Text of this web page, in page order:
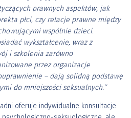
prawnych aspektów, jak
płci, czy relacje prawne między
wspólnie dzieci.
wykształcenie, wraz z
i szkolenia zarówno
przez organizacje
– dają solidną podstawę
do mniejszości seksualnych.’’
oferuje indywidualne konsultacje